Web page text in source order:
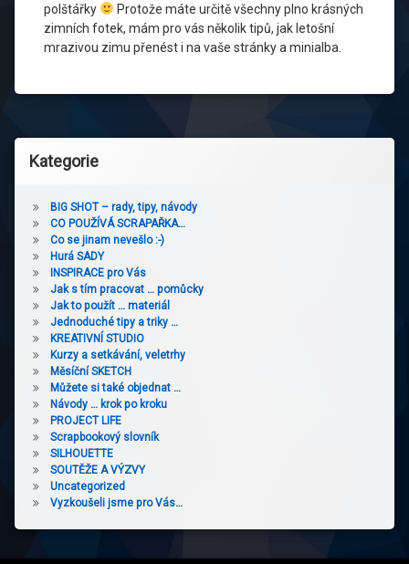
polštářky
Protože máte určitě všechny plno krásných
zimních fotek, mám pro vás několik tipů, jak letošní
mrazivou zimu přenést i na vaše stránky a minialba.
Kategorie
BIG SHOT – rady, tipy, návody
CO POUŽÍVÁ SCRAPAŘKA…
Co se jinam nevešlo :-)
Hurá SADY
INSPIRACE pro Vás
Jak s tím pracovat … pomůcky
Jak to použít … materiál
Jednoduché tipy a triky …
KREATIVNÍ STUDIO
Kurzy a setkávání, veletrhy
Měsíční SKETCH
Můžete si také objednat …
Návody … krok po kroku
PROJECT LIFE
Scrapbookový slovník
SILHOUETTE
SOUTĚŽE A VÝZVY
Uncategorized
Vyzkoušeli jsme pro Vás…